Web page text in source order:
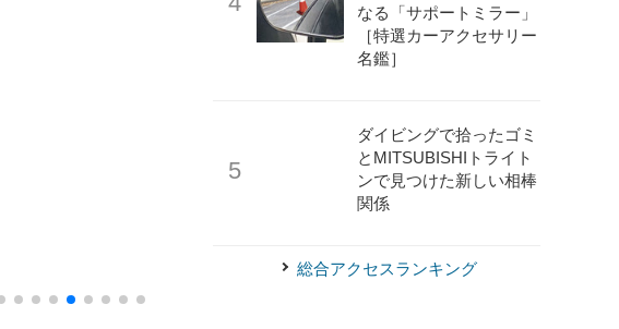
《写真撮影 山内潤也》 マツダ CX-60 XD-HYBRID
なる「サポートミラー」
［特選カーアクセサリー
名鑑］
ダイビングで拾ったゴミ
とMITSUBISHIトライト
ンで見つけた新しい相棒
関係
総合アクセスランキング